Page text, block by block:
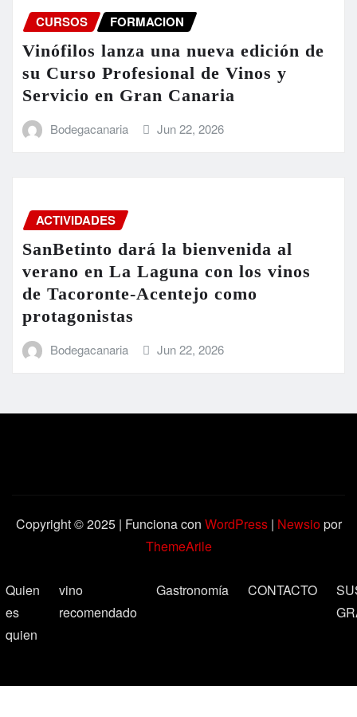
CURSOS FORMACION
Vinófilos lanza una nueva edición de
su Curso Profesional de Vinos y
Servicio en Gran Canaria
Bodegacanaria Jun 22, 2026
ACTIVIDADES
SanBetinto dará la bienvenida al
verano en La Laguna con los vinos
de Tacoronte-Acentejo como
protagonistas
Bodegacanaria Jun 22, 2026
Copyright © 2025 | Funciona con WordPress | Newsiopor
ThemeArile
Quien
es
quien
vino
recomendado
Gastronomía CONTACTO